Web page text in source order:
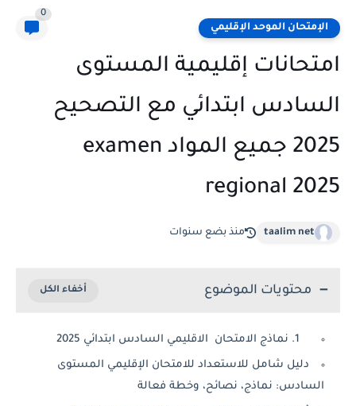
الإمتحان الموحد الإقليمي
0
امتحانات إقليمية المستوى
السادس ابتدائي مع التصحيح
2025 جميع المواد examen
regional 2025
taalim net منذ بضع سنوات
محتويات الموضوع
دليل شامل للاستعداد للامتحان الإقليمي المستوى
السادس: نماذج، نصائح، وخطة فعالة